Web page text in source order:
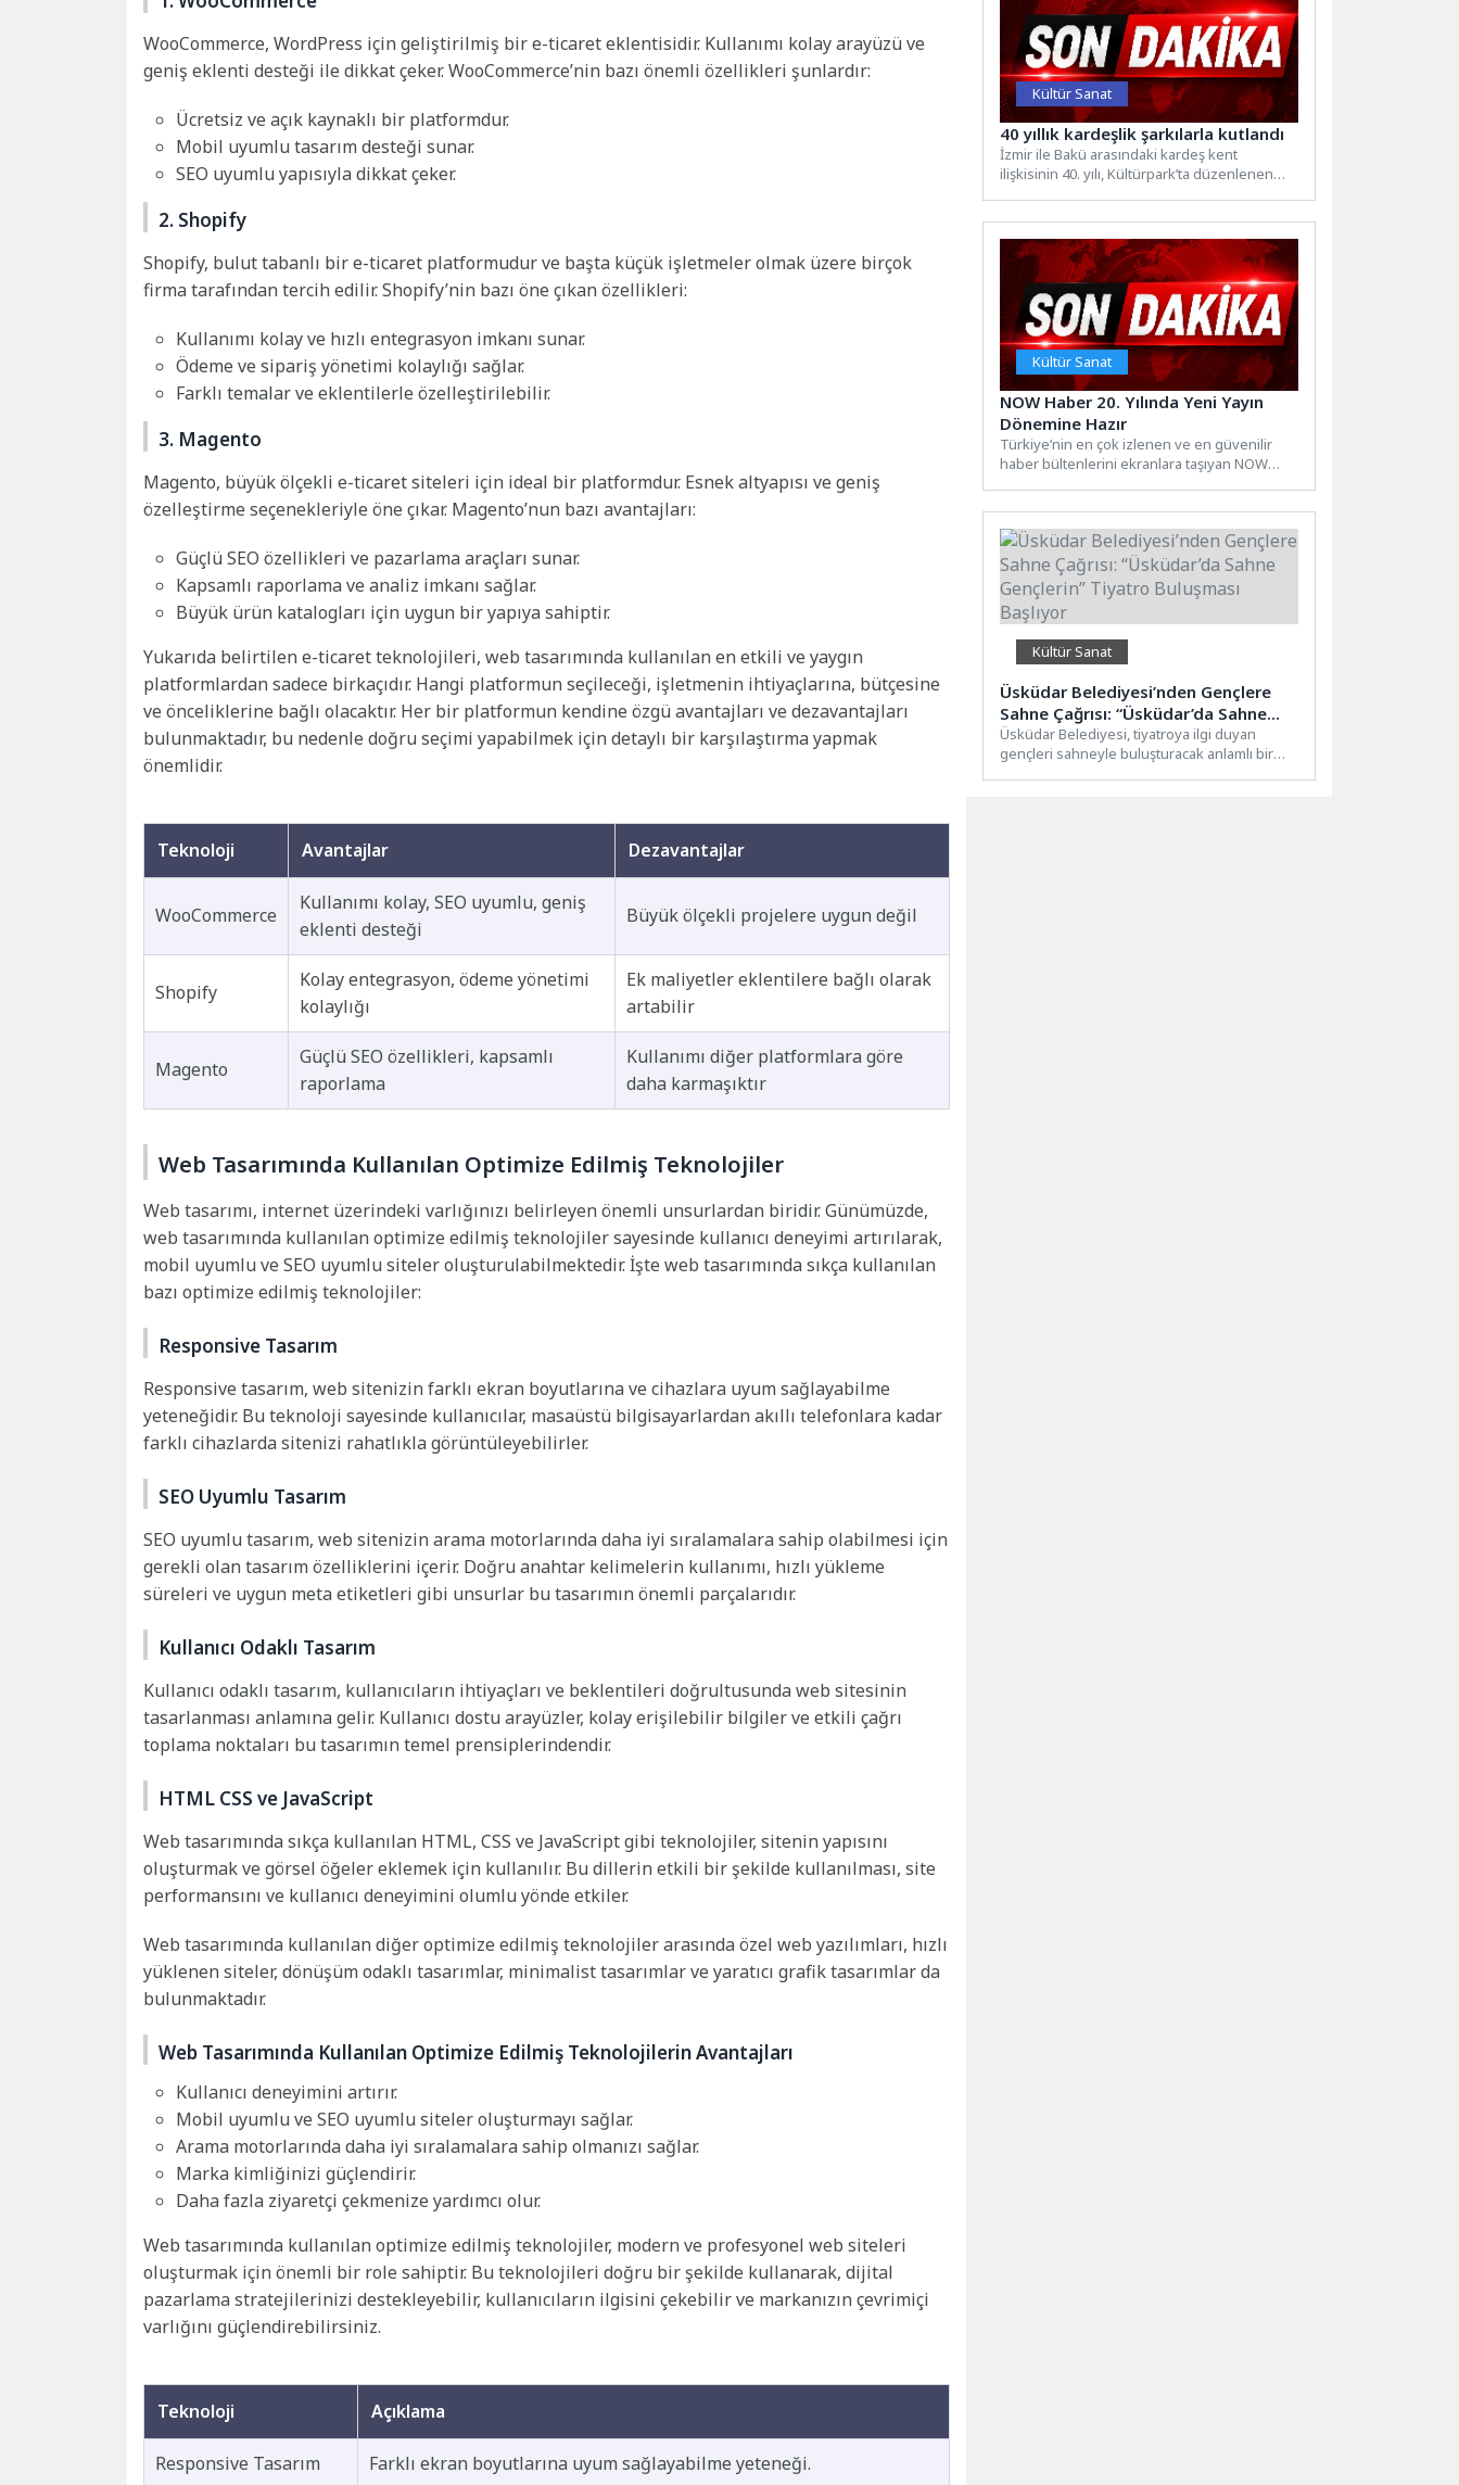
WooCommerce, WordPress için geliştirilmiş bir e-ticaret eklentisidir. Kullanımı kolay arayüzü ve
geniş eklenti desteği ile dikkat çeker. WooCommerce’nin bazı önemli özellikleri şunlardır:
Ücretsiz ve açık kaynaklı bir platformdur.
Mobil uyumlu tasarım desteği sunar.
SEO uyumlu yapısıyla dikkat çeker.
2. Shopify
Shopify, bulut tabanlı bir e-ticaret platformudur ve başta küçük işletmeler olmak üzere birçok
firma tarafından tercih edilir. Shopify’nin bazı öne çıkan özellikleri:
Kullanımı kolay ve hızlı entegrasyon imkanı sunar.
Ödeme ve sipariş yönetimi kolaylığı sağlar.
Farklı temalar ve eklentilerle özelleştirilebilir.
3. Magento
Magento, büyük ölçekli e-ticaret siteleri için ideal bir platformdur. Esnek altyapısı ve geniş
özelleştirme seçenekleriyle öne çıkar. Magento’nun bazı avantajları:
Güçlü SEO özellikleri ve pazarlama araçları sunar.
Kapsamlı raporlama ve analiz imkanı sağlar.
Büyük ürün katalogları için uygun bir yapıya sahiptir.
Yukarıda belirtilen e-ticaret teknolojileri, web tasarımında kullanılan en etkili ve yaygın
platformlardan sadece birkaçıdır. Hangi platformun seçileceği, işletmenin ihtiyaçlarına, bütçesine
ve önceliklerine bağlı olacaktır. Her bir platformun kendine özgü avantajları ve dezavantajları
bulunmaktadır, bu nedenle doğru seçimi yapabilmek için detaylı bir karşılaştırma yapmak
önemlidir.
Teknoloji Avantajlar Dezavantajlar
WooCommerce
Kullanımı kolay, SEO uyumlu, geniş
eklenti desteği
Büyük ölçekli projelere uygun değil
Shopify
Kolay entegrasyon, ödeme yönetimi
kolaylığı
Ek maliyetler eklentilere bağlı olarak
artabilir
Magento
Güçlü SEO özellikleri, kapsamlı
raporlama
Kullanımı diğer platformlara göre
daha karmaşıktır
Web Tasarımında Kullanılan Optimize Edilmiş Teknolojiler
Web tasarımı, internet üzerindeki varlığınızı belirleyen önemli unsurlardan biridir. Günümüzde,
web tasarımında kullanılan optimize edilmiş teknolojiler sayesinde kullanıcı deneyimi artırılarak,
mobil uyumlu ve SEO uyumlu siteler oluşturulabilmektedir. İşte web tasarımında sıkça kullanılan
bazı optimize edilmiş teknolojiler:
Responsive Tasarım
Responsive tasarım, web sitenizin farklı ekran boyutlarına ve cihazlara uyum sağlayabilme
yeteneğidir. Bu teknoloji sayesinde kullanıcılar, masaüstü bilgisayarlardan akıllı telefonlara kadar
farklı cihazlarda sitenizi rahatlıkla görüntüleyebilirler.
SEO Uyumlu Tasarım
SEO uyumlu tasarım, web sitenizin arama motorlarında daha iyi sıralamalara sahip olabilmesi için
gerekli olan tasarım özelliklerini içerir. Doğru anahtar kelimelerin kullanımı, hızlı yükleme
süreleri ve uygun meta etiketleri gibi unsurlar bu tasarımın önemli parçalarıdır.
Kullanıcı Odaklı Tasarım
Kullanıcı odaklı tasarım, kullanıcıların ihtiyaçları ve beklentileri doğrultusunda web sitesinin
tasarlanması anlamına gelir. Kullanıcı dostu arayüzler, kolay erişilebilir bilgiler ve etkili çağrı
toplama noktaları bu tasarımın temel prensiplerindendir.
HTML CSS ve JavaScript
Web tasarımında sıkça kullanılan HTML, CSS ve JavaScript gibi teknolojiler, sitenin yapısını
oluşturmak ve görsel öğeler eklemek için kullanılır. Bu dillerin etkili bir şekilde kullanılması, site
performansını ve kullanıcı deneyimini olumlu yönde etkiler.
Web tasarımında kullanılan diğer optimize edilmiş teknolojiler arasında özel web yazılımları, hızlı
yüklenen siteler, dönüşüm odaklı tasarımlar, minimalist tasarımlar ve yaratıcı grafik tasarımlar da
bulunmaktadır.
Web Tasarımında Kullanılan Optimize Edilmiş Teknolojilerin Avantajları
Kullanıcı deneyimini artırır.
Mobil uyumlu ve SEO uyumlu siteler oluşturmayı sağlar.
Arama motorlarında daha iyi sıralamalara sahip olmanızı sağlar.
Marka kimliğinizi güçlendirir.
Daha fazla ziyaretçi çekmenize yardımcı olur.
Web tasarımında kullanılan optimize edilmiş teknolojiler, modern ve profesyonel web siteleri
oluşturmak için önemli bir role sahiptir. Bu teknolojileri doğru bir şekilde kullanarak, dijital
pazarlama stratejilerinizi destekleyebilir, kullanıcıların ilgisini çekebilir ve markanızın çevrimiçi
varlığını güçlendirebilirsiniz.
Teknoloji Açıklama
Responsive Tasarım Farklı ekran boyutlarına uyum sağlayabilme yeteneği.
Kültür Sanat
40 yıllık kardeşlik şarkılarla kutlandı
İzmir ile Bakü arasındaki kardeş kent
ilişkisinin 40. yılı, Kültürpark’ta düzenlenen
Kültür Sanat
NOW Haber 20. Yılında Yeni Yayın
Dönemine Hazır
Türkiye’nin en çok izlenen ve en güvenilir
haber bültenlerini ekranlara taşıyan NOW
Kültür Sanat
Üsküdar Belediyesi’nden Gençlere
Sahne Çağrısı: “Üsküdar’da Sahne
Gençlerin” Tiyatro Buluşması Başlıyor
Üsküdar Belediyesi, tiyatroya ilgi duyan
gençleri sahneyle buluşturacak anlamlı bir